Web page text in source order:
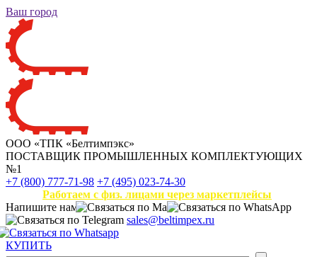
Ваш город
ООО «ТПК «Белтимпэкс»
ПОСТАВЩИК ПРОМЫШЛЕННЫХ КОМПЛЕКТУЮЩИХ
№1
+7 (800) 777-71-98 +7 (495) 023-74-30
Работаем с физ. лицами через маркетплейсы
Напишите нам
sales@beltimpex.ru
КУПИТЬ